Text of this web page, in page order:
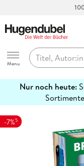
Hugendubel
Menu
Nur noch heute:
erfahren
-7%5